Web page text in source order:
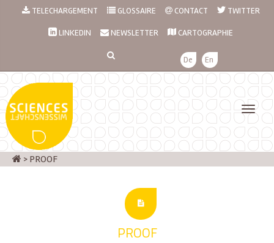
TELECHARGEMENT GLOSSAIRE CONTACT TWITTER
LINKEDIN NEWSLETTER CARTOGRAPHIE
De En
> PROOF
PROOF